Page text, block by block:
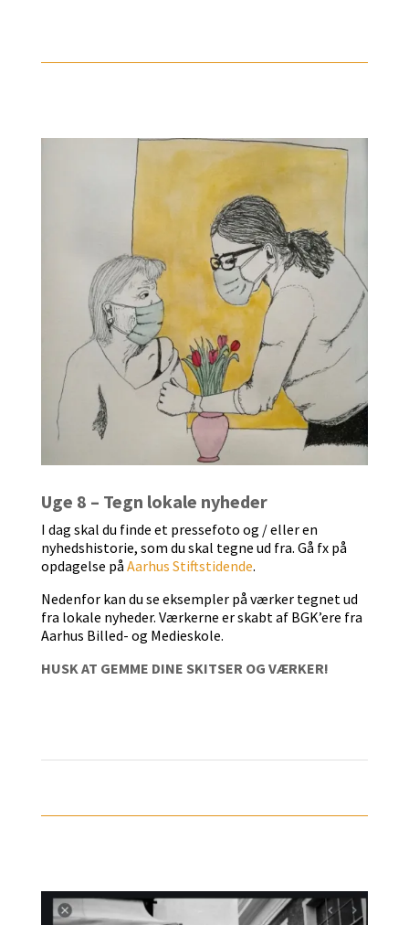
Uge 8 – Tegn lokale nyheder
I dag skal du finde et pressefoto og / eller en
nyhedshistorie, som du skal tegne ud fra. Gå fx på
opdagelse på Aarhus Stiftstidende.
Nedenfor kan du se eksempler på værker tegnet ud
fra lokale nyheder. Værkerne er skabt af BGK’ere fra
Aarhus Billed- og Medieskole.
HUSK AT GEMME DINE SKITSER OG VÆRKER!